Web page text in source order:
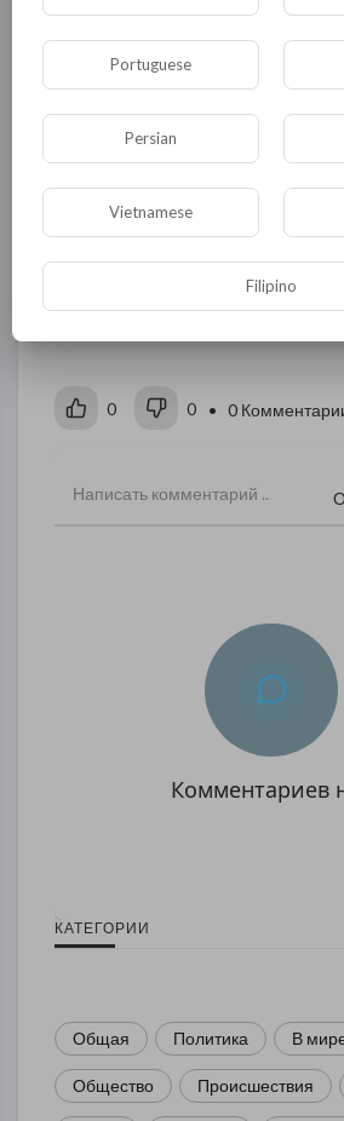
и геополитическом плане.
читать совместно с
http://mabtribune.com/post/
0 0 • 0
Комментариев
КАТЕГОРИИ
Общая Политика В
Общество Происшествия
Portuguese
Persian
Vietnamese
Filipino